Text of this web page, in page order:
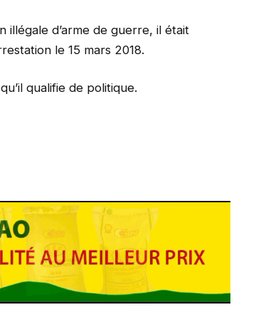
d’arme de guerre, il était
le 15 mars 2018.
qualifie de politique.